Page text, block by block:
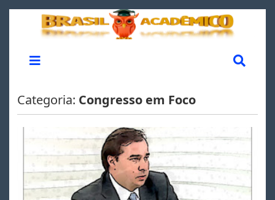
Categoria: Congresso em Foco